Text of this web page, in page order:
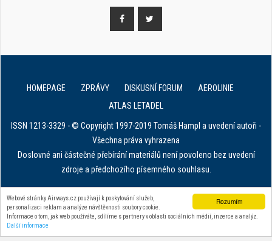
Rozumím
Webové stránky Airways.cz používají k poskytování služeb,
personalizaci reklam a analýze návštěvnosti soubory cookie.
Informace o tom, jak web používáte, sdílíme s partnery v oblasti sociálních médií, inzerce a analýz.
Další informace
HOMEPAGE ZPRÁVY DISKUSNÍ FORUM
AEROLINIE
ATLAS LETADEL
ISSN 1213-3329 - © Copyright 1997-2019 Tomáš Hampl a uvedení autoři -
Všechna práva vyhrazena
Doslovné ani částečné přebírání materiálů není povoleno bez uvedení
zdroje a předchozího písemného souhlasu.
E. in ART for african IVF clinics
Zařízení na stahování dat z tachografu